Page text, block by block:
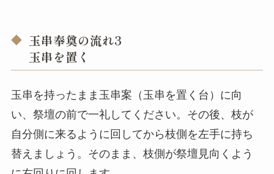
玉串奉奠の流れ3
玉串を置く
玉串を持ったまま玉串案（玉串を置く台）に向
い、祭壇の前で一礼してください。その後、枝が
自分側に来るように回してから枝側を左手に持ち
替えましょう。そのまま、枝側が祭壇見向くよう